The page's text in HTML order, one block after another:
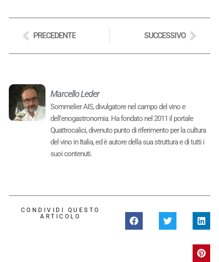
PRECEDENTE SUCCESSIVO
Marcello Leder
Sommelier AIS, divulgatore nel campo del vino e
dell'enogastronomia. Ha fondato nel 2011 il portale
Quattrocalici, divenuto punto di riferimento per la cultura
del vino in Italia, ed è autore della sua struttura e di tutti i
suoi contenuti.
CONDIVIDI QUESTO
ARTICOLO